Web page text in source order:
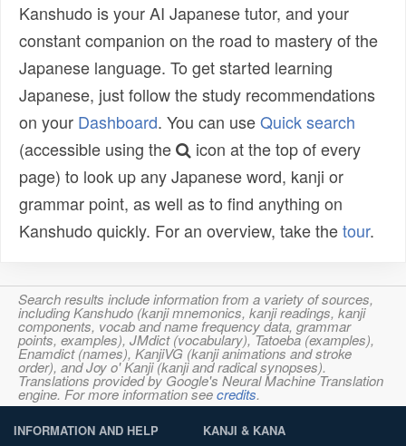
Kanshudo is your AI Japanese tutor, and your
constant companion on the road to mastery of the
Japanese language. To get started learning
Japanese, just follow the study recommendations
on your Dashboard. You can useQuick search
(accessible using the
icon at the top of every
page) to look up any Japanese word, kanji or
grammar point, as well as to find anything on
Kanshudo quickly. For an overview, take thetour.
Search results include information from a variety of sources,
including Kanshudo (kanji mnemonics, kanji readings, kanji
components, vocab and name frequency data, grammar
points, examples), JMdict (vocabulary), Tatoeba (examples),
Enamdict (names), KanjiVG (kanji animations and stroke
order), and Joy o' Kanji (kanji and radical synopses).
Translations provided by Google's Neural Machine Translation
engine. For more information seecredits.
INFORMATION AND HELP KANJI & KANA